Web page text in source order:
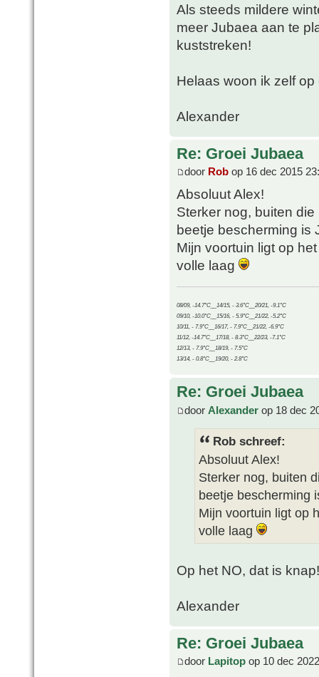
Als steeds mildere
meer Jubaea aan te
kuststreken!
Helaas woon ik zelf
Alexander
Re: Groei Jubaea
door Rob op 16 dec 2015
Absoluut Alex!
Sterker nog, buiten
beetje bescherming is
Mijn voortuin ligt op
volle laag
08/09, -14.7°C__14/15, - 3.6°C__20/21, -9.1°C
09/10, -10.0°C__15/16, - 5.9°C__21/22, -5.2°C
10/11, - 7.9°C__16/17, - 7.9°C__21/22, -6.9°C
11/12, -14.7°C__17/18, - 8.3°C__22/23, -7.1°C
12/13, - 7.9°C__18/19, - 7.5°C
13/14, - 0.8°C__19/20, - 2.8°C
Re: Groei Jubaea
door Alexander op 18 dec
Rob schreef:
Absoluut Alex!
Sterker nog, buiten
beetje bescherming
Mijn voortuin ligt op
volle laag
Op het NO, dat is knap!
Alexander
Re: Groei Jubaea
door Lapitop op 10 dec